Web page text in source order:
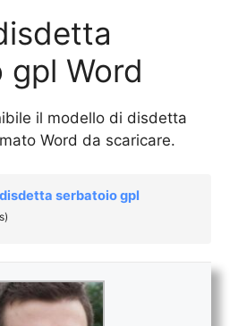
Word
il modello di disdetta
Word da scaricare.
serbatoio gpl